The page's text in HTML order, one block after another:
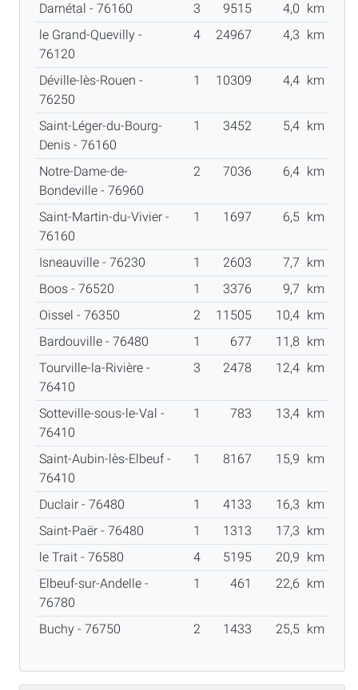
Darnétal - 76160 3 9515 4,0
km
le Grand-Quevilly -
76120
4 24967 4,3 km
Déville-lès-Rouen -
76250
1 10309 4,4 km
Saint-Léger-du-Bourg-
Denis - 76160
1 3452 5,4 km
Notre-Dame-de-
Bondeville - 76960
2 7036 6,4 km
Saint-Martin-du-Vivier -
76160
1 1697 6,5 km
Isneauville - 76230 1 2603 7,7
km
Boos - 76520
1 3376 9,7
km
Oissel - 76350
2 11505 10,4 km
Bardouville - 76480
1 677 11,8
km
Tourville-la-Rivière -
76410
3 2478 12,4 km
Sotteville-sous-le-Val -
76410
1 783 13,4 km
Saint-Aubin-lès-Elbeuf -
76410
1 8167 15,9 km
Duclair - 76480 1 4133 16,3
km
Saint-Paër - 76480
1 1313 17,3
km
le Trait - 76580
4 5195 20,9
km
Elbeuf-sur-Andelle -
76780
1 461 22,6 km
Buchy - 76750 2 1433 25,5 km